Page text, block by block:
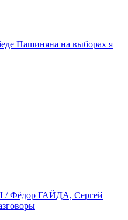
Пашиняна на выборах я
ГАЙДА, Сергей